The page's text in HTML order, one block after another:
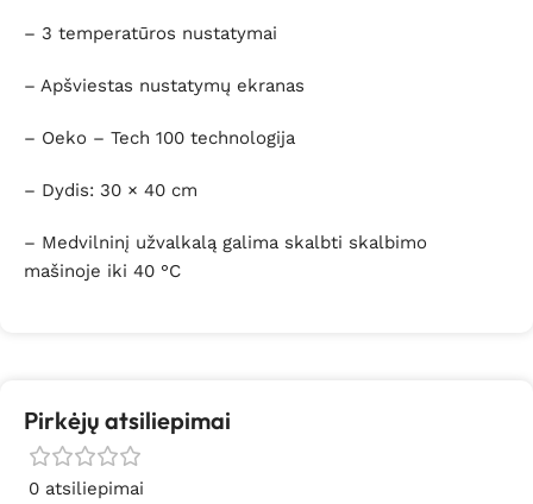
– 3 temperatūros nustatymai
– Apšviestas nustatymų ekranas
– Oeko – Tech 100 technologija
– Dydis: 30 × 40 cm
– Medvilninį užvalkalą galima skalbti skalbimo
mašinoje iki 40 °C
Pirkėjų atsiliepimai
0 atsiliepimai